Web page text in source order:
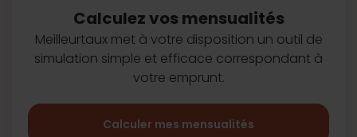
Calculez vos mensualités
Meilleurtaux met à votre disposition un outil de
simulation simple et efficace correspondant à
votre emprunt.
Calculer mes mensualités